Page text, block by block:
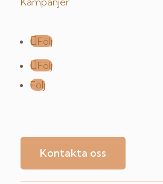
Följ
Följ
Följ
Kontakta oss